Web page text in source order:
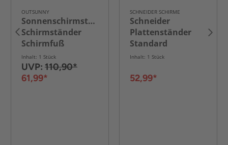
OUTSUNNY
Sonnenschirmständer
Schirmständer
Schirmfuß
Marmor +
Edelstahlrohr
Inhalt: 1 Stück
UVP: 110,90*
61,99*
SCHNEIDER SCHIRME
Schneider
Plattenständer
Standard
Inhalt: 1 Stück
52,99*